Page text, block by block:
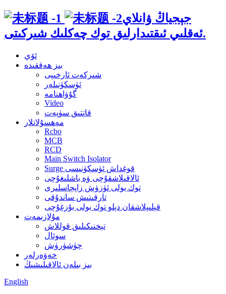
جېجياڭ ۋانلاي
ئەقلىي ئىقتىدارلىق توك چەكلىك شىركىتى.
ئۆي
بىز ھەققىدە
شىركەت ئارخىپى
ئۈسكۈنىلەر
گۇۋاھنامە
Video
قاتتىق سۈپەت
مەھسۇلاتلار
Rcbo
MCB
RCD
Main Switch Isolator
Surge قوغداش ئۈسكۈنىسى
ئالاقىلاشقۇچى ۋە باشلىغۇچى
توك يولى ئۈزۈش زاپچاسلىرى
تارقىتىش ساندۇقى
قېلىپلاشقان دېلو توك يولى بۇزغۇچى
مۇلازىمەت
تېخنىكىلىق قوللاش
سوئال
چۈشۈرۈش
خەۋەرلەر
بىز بىلەن ئالاقىلىشىڭ
English